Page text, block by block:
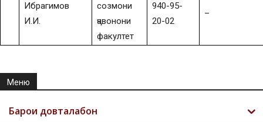
Ибрагимов
И.И.
созмони
ҷавонони
факултет
940-95-
20-02
–
Меню
Барои довталабон